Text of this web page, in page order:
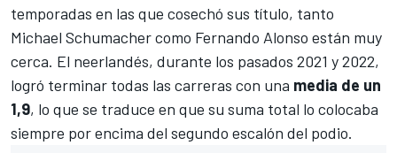
temporadas en las que cosechó sus título, tanto
Michael Schumachercomo Fernando Alonso están muy
cerca. El neerlandés, durante los pasados 2021 y 2022,
logró terminar todas las carreras con una media de un
1,9, lo que se traduce en que su suma total lo colocaba
siempre por encima del segundo escalón del podio.